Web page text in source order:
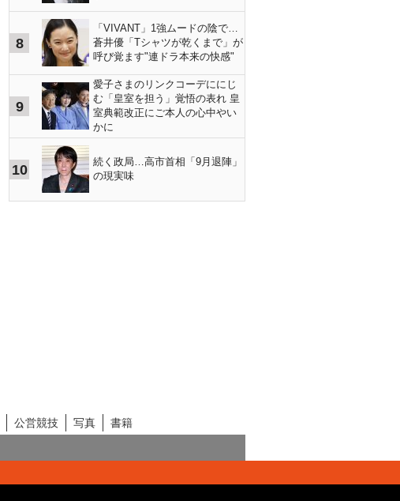
8
「VIVANT」1強ムードの陰で…
蒼井優「Tシャツが乾くまで」が
呼び覚ます"連ドラ本来の快感"
9
愛子さまのリンクコーデににじ
む「皇室を担う」覚悟の表れ 皇
室典範改正にご本人の心中やい
かに
10
続く政局…高市首相「9月退陣」
の現実味
公営競技 写真
書籍